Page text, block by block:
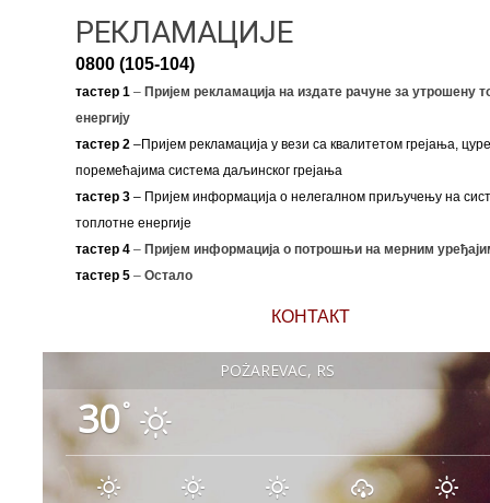
РЕКЛАМАЦИЈЕ
0800 (105-104)
тастер 1–Пријем рекламација на издате рачуне за утрошену
енергију
тастер 2–Пријем рекламација у вези са квалитетом грејања,
поремећајима система даљинског грејања
тастер 3– Пријем информација о нелегалном приључењу на
топлотне енергије
тастер 4 – Пријем информација о потрошњи на мерним
тастер 5 – Остало
КОНТАКТ
POŽAREVAC, RS
30°